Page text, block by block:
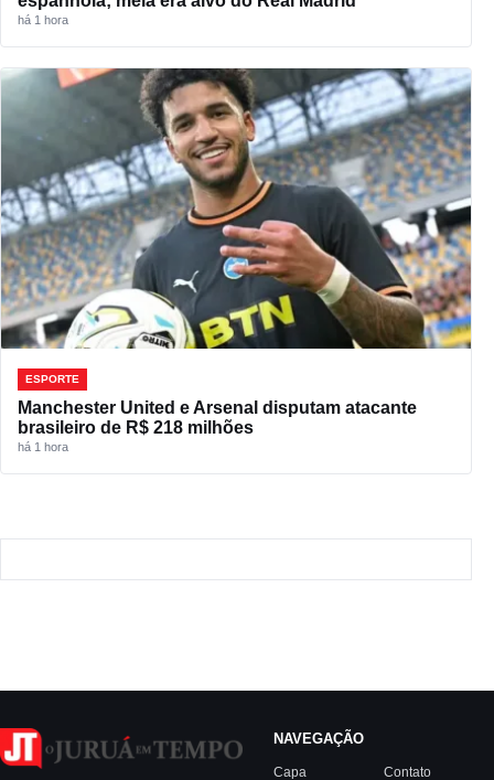
há 1 hora
ESPORTE
Manchester United e Arsenal disputam atacante
brasileiro de R$ 218 milhões
há 1 hora
NAVEGAÇÃO
Capa Contato